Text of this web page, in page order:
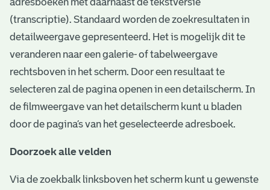
(transcriptie). Standaard worden de zoekresultaten in
detailweergave gepresenteerd. Het is mogelijk dit te
veranderen naar een galerie- of tabelweergave
rechtsboven in het scherm. Door een resultaat te
selecteren zal de pagina openen in een detailscherm. In
de filmweergave van het detailscherm kunt u bladen
door de pagina’s van het geselecteerde adresboek.
Doorzoek alle velden
Via de zoekbalk linksboven het scherm kunt u gewenste